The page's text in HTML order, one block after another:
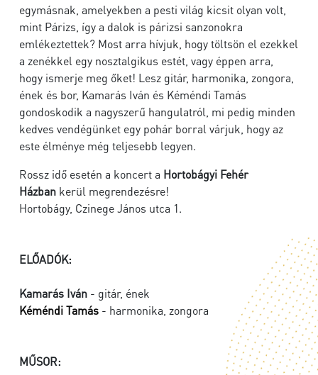
egymásnak, amelyekben a pesti világ kicsit olyan volt,
mint Párizs, így a dalok is párizsi sanzonokra
emlékeztettek? Most arra hívjuk, hogy töltsön el ezekkel
a zenékkel egy nosztalgikus estét, vagy éppen arra,
hogy ismerje meg őket! Lesz gitár, harmonika, zongora,
ének és bor, Kamarás Iván és Kéméndi Tamás
gondoskodik a nagyszerű hangulatról, mi pedig minden
kedves vendégünket egy pohár borral várjuk, hogy az
este élménye még teljesebb legyen.
Rossz idő esetén a koncert a Hortobágyi Fehér
Házban kerül megrendezésre!
Hortobágy, Czinege János utca 1.
ELŐADÓK:
Kamarás Iván - gitár, ének
Kéméndi Tamás - harmonika, zongora
MŰSOR: